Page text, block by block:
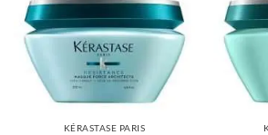
listu
želja
KÉRASTASE PARIS